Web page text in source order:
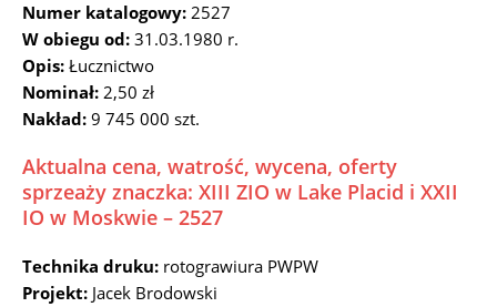
Numer katalogowy: 2527
W obiegu od: 31.03.1980 r.
Opis: Łucznictwo
Nominał: 2,50 zł
Nakład: 9 745 000 szt.
Aktualna cena, watrość, wycena, oferty
sprzeaży znaczka: XIII ZIO w Lake Placid i XXII
IO w Moskwie – 2527
Technika druku: rotograwiura PWPW
Projekt: Jacek Brodowski